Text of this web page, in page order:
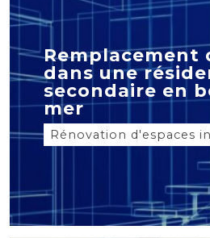
Remplacement
dans une
secondaire en
mer
Rénovation d'espaces